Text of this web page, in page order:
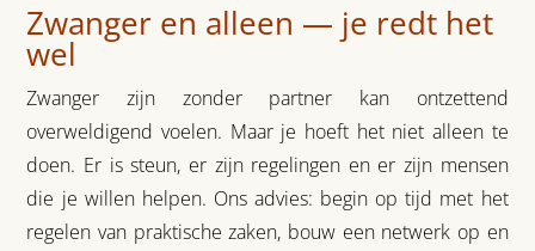
Zwanger en alleen — je redt het
wel
Zwanger zijn zonder partner kan ontzettend
overweldigend voelen. Maar je hoeft het niet alleen te
doen. Er is steun, er zijn regelingen en er zijn mensen
die je willen helpen. Ons advies: begin op tijd met het
regelen van praktische zaken, bouw een netwerk op en